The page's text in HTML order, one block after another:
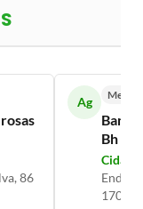
86
Ag
Bh
1700 /